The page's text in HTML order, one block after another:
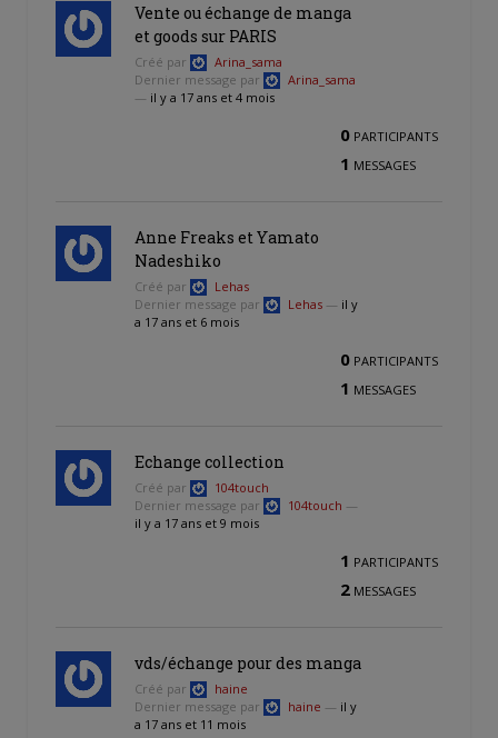
Vente ou échange de manga
et goods sur PARIS
Créé par
Arina_sama
Dernier message par
Arina_sama
— il y a 17 ans et 4 mois
0 PARTICIPANTS
1 MESSAGES
Anne Freaks et Yamato
Nadeshiko
Créé par
Lehas
Dernier message par
Lehas — il y
a 17 ans et 6 mois
0 PARTICIPANTS
1 MESSAGES
Echange collection
Créé par
104touch
Dernier message par
104touch —
il y a 17 ans et 9 mois
1 PARTICIPANTS
2 MESSAGES
vds/échange pour des manga
Créé par
haine
Dernier message par
haine — il y
a 17 ans et 11 mois